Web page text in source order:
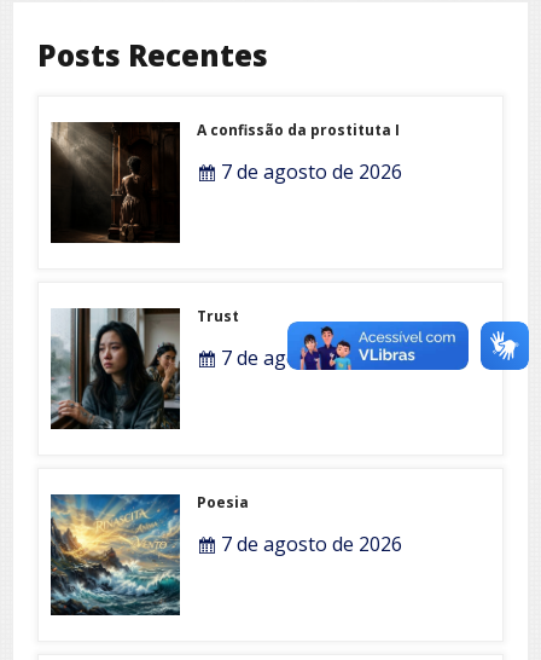
Posts Recentes
A confissão da prostituta I
7 de agosto de 2026
Trust
7 de agosto de 2026
Poesia
7 de agosto de 2026